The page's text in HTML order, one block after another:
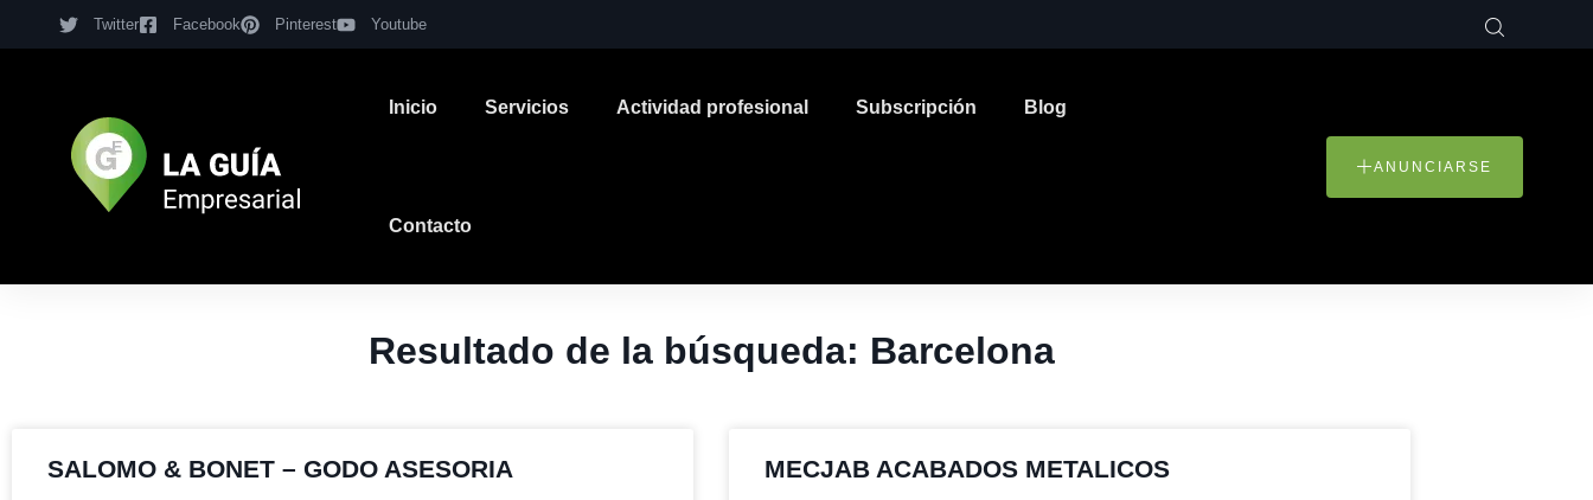
Twitter Facebook Pinterest Youtube
Inicio Servicios Actividad profesional Subscripción Blog
Contacto
ANUNCIARSE
Resultado de la búsqueda: Barcelona
SALOMO & BONET – GODO ASESORIA MECJAB ACABADOS METALICOS